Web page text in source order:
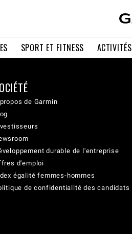
SPORT ET FITNESS
de Garmin
durable de l'entreprise
d'emploi
égalité femmes-hommes
de confidentialité des candidats